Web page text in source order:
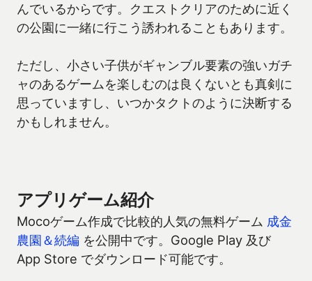
んでいるからです。クエストクリアのために近く
の公園に一緒に行こう誘われることもあります。
ただし、小さい子供がギャンブル要素の強いガチ
ャのあるゲームを楽しむのは良くないとも真剣に
思っていますし、いつかタクトのように決断する
かもしれません。
アプリゲーム紹介
Mocoゲーム作成で比較的人気の無料ゲーム 成金
農園＆続編 を公開中です。Google Play 及び
App Store でダウンロード可能です。